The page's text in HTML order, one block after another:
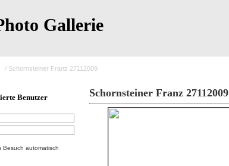
Gallerie
/ Schornsteiner Franz 27112009
Benutzer
Besuch automatisch
Schornsteiner Franz 27112009